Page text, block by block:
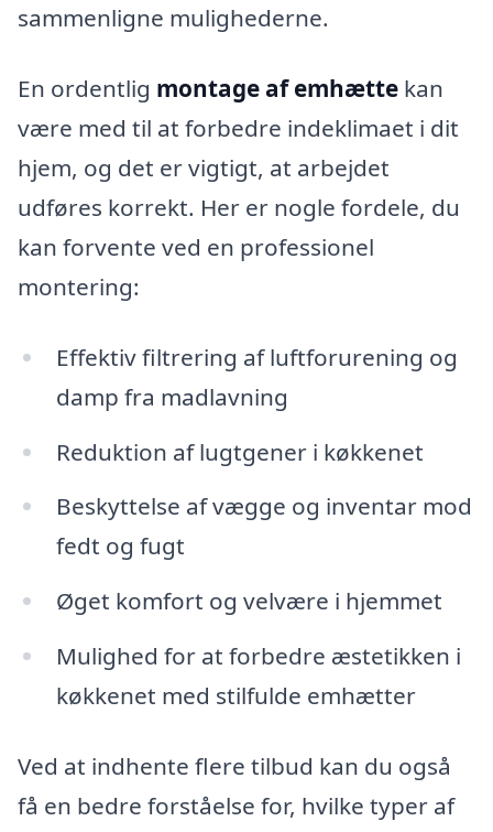
sammenligne mulighederne.
En ordentlig montage af emhætte kan
være med til at forbedre indeklimaet i dit
hjem, og det er vigtigt, at arbejdet
udføres korrekt. Her er nogle fordele, du
kan forvente ved en professionel
montering:
Effektiv filtrering af luftforurening og
damp fra madlavning
Reduktion af lugtgener i køkkenet
Beskyttelse af vægge og inventar mod
fedt og fugt
Øget komfort og velvære i hjemmet
Mulighed for at forbedre æstetikken i
køkkenet med stilfulde emhætter
Ved at indhente flere tilbud kan du også
få en bedre forståelse for, hvilke typer af